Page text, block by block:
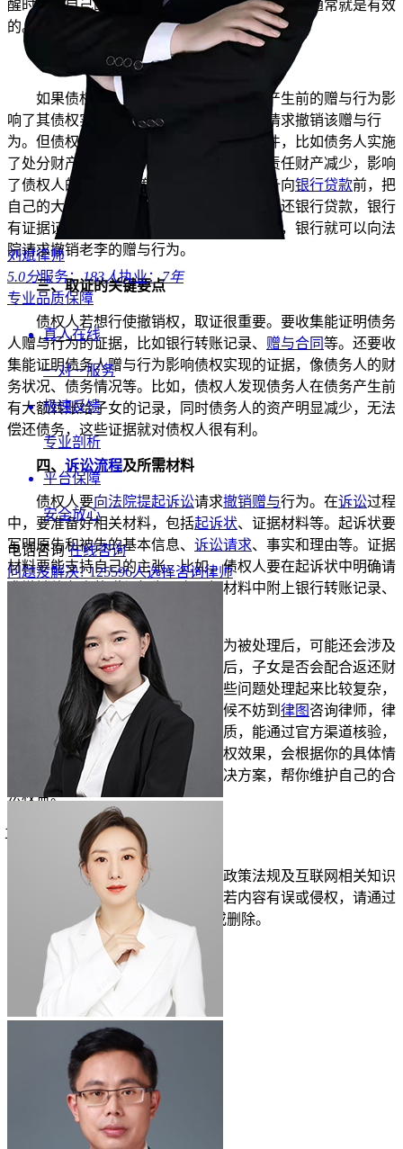
醒时，将自己的一部分积蓄送给儿子，这种赠与通常就是有效
的。
二、债权人能否行使撤销权
如果债权人有证据
在债务产生前的赠与行为影
响了其债权实现，那么债权人可以向法院请求撤销该赠与行
为。但债权人行使撤销权需要满足一定条件，比如债务人实施
了处分财产的行为，该行为导致债务人的责任财产减少，影响
了债权人的债权实现等。例如，老李在准备向银行贷款前，把
自己的大部分存款都给了女儿，之后无法偿还银行贷款，银行
有证据证明老李的赠与行为影响了债权实现，银行就可以向法
院请求撤销老李的赠与行为。
三、取证的关键要点
债权人若想行使撤销权，取证很重要。要收集能证明债务
人赠与行为的证据，比如银行转账记录、 赠与合同等。还要收
集能证明债务人赠与行为影响债权实现的证据，像债务人的财
务状况、债务情况等。比如，债权人发现债务人在债务产生前
有大额转账给子女的记录，同时债务人的资产明显减少，无法
偿还债务，这些证据就对债权人很有利。
四、 诉讼流程及所需材料
债权人要向法院提起诉讼请求撤销赠与行为。在诉讼过程
中，要准备好相关材料，包括起诉状、证据材料等。起诉状要
写明原告和被告的基本信息、 诉讼请求、事实和理由等。证据
材料要能支持自己的主张。比如，债权人要在起诉状中明确请
求撤销债务人的赠与行为，在证据材料中附上银行转账记录、
债务人的财务报表等。
债务产生前将钱送给子女的行为被处理后，可能还会涉及
到后续的执行问题，比如撤销赠与后，子女是否会配合返还财
产，若不配合又该如何处理等。这些问题处理起来比较复杂，
需要专业的法律知识和经验。这时候不妨到 律图 咨询律师，律
图平台上的律师都有合法的执业资质，能通过官方渠道核验，
他们不会做虚假
承诺，也不夸大维权效果，会根据你的具体情
况，为你提供专业的法律建议和解决方案，帮你维护自己的合
法权益。
立即免费测试仅需1分钟
免责声明：以上内容由律图网结合政策法规及互联网相关知识
整合，不代表平台的观点和立场。若内容有误或侵权，请通过
右侧【投诉/举报】联系我们更正或删除。
刘斌律师
5.0分服务：183人执业：7年
专业品质保障
真人在线
一对一服务
极速反馈
专业剖析
平台保障
安全放心
电话咨询 在线咨询
问题没解决?125596人选择咨询律师